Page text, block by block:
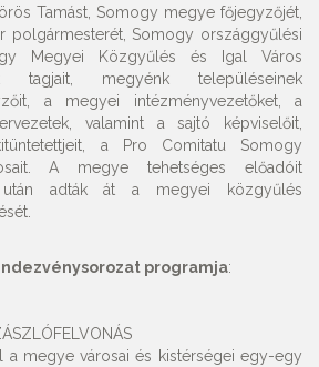
Tamást, Somogy megye főjegyzőjét,
polgármesterét, Somogy országgyűlési
Megyei Közgyűlés és Igal Város
tagjait, megyénk településeinek
a megyei intézményvezetőket, a
valamint a sajtó képviselőit,
a Pro Comitatu Somogy
A megye tehetséges előadóit
után adták át a megyei közgyűlés
programja:
a megye városai és kistérségei egy-egy